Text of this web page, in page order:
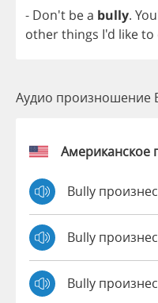
- Don't bea bully.
otherthings I'd liketo
Аудио произношение
Американское
Bully
Bully
Bully